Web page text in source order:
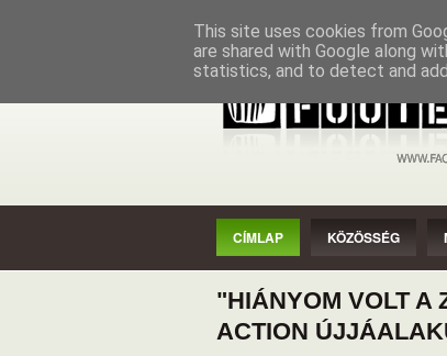
CÍMLAP KÖZÖSSÉG
CÍMLAP KÖZÖSSÉG
"HIÁNYOM VOLT A
ACTION
This site uses cookies from
are shared with Google along
statistics, and to detect and